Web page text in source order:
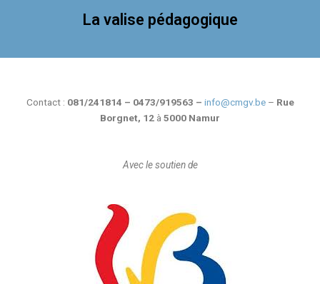
La valise pédagogique
Contact : 081/241814 – 0473/919563 – info@cmgv.be– Rue
Borgnet, 12 à 5000 Namur
Avec le soutien de